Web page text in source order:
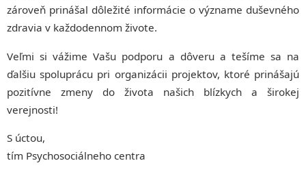
zároveň prinášal dôležité informácie o význame duševného
zdravia v každodennom živote.
Veľmi si vážime Vašu podporu a dôveru a tešíme sa na
ďalšiu spoluprácu pri organizácii projektov, ktoré prinášajú
pozitívne zmeny do života našich blízkych a širokej
verejnosti!
S úctou,
tím Psychosociálneho centra